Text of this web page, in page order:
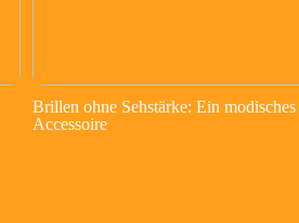
Brillen ohne Sehstärke: Ein modisches
Accessoire